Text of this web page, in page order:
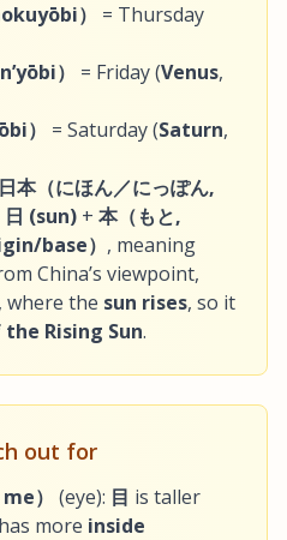
）
= Thursday
）
= Friday (Venus,
）
= Saturday (Saturn,
日本（にほん／にっぽん,
日 (sun) + 本（もと,
base） , meaning
China’s viewpoint,
, where the sun rises, so it
Rising Sun.
out for
） (eye): 目 is taller
more inside